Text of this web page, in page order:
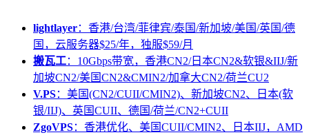
lightlayer：香港/台湾/菲律宾/泰国/新加坡/美国/英国/德
国，云服务器$25/年，独服$59/月
搬瓦工：10Gbps带宽，香港CN2/日本CN2&软银&IIJ/新
加坡CN2/美国CN2&CMIN2/加拿大CN2/荷兰CU2
V.PS：美国(CN2/CUII/CMIN2)、新加坡CN2、日本(软
银/IIJ)、英国CUII、德国/荷兰/CN2+CUII
ZgoVPS：香港优化、美国CUII/CMIN2、日本IIJ，AMD